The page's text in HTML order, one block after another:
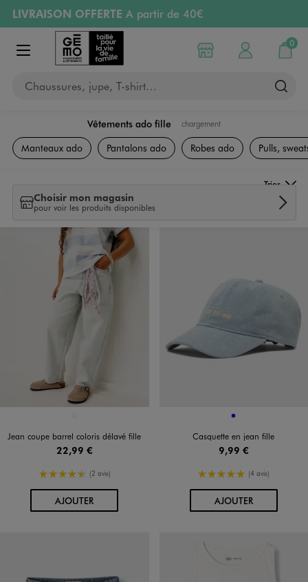
Aller au contenu principal
Aller à la navigation
LIVRAISON OFFERTE A partir de 40€
RETRAIT ET LIVRAISON OFFERTE
en magasin
PAYEZ EN 3x SANS FRAIS
Retours OFFERTS
pendant 30 jours
Afficher le menu
Chaussures, jupe, T-shirt…
Choisir mon magasin
Mon compte
0
Mon
Vêtements ado fille chargement
Collection Ado Fille
Manteaux ado Pantalons ado Robes ado Pulls,
Choisir mon magasin
pour voir les produits disponibles
Trier
Jean coupe barrel coloris délavé fille
22,99 €
4.5/5 de moyenne
(2 avis)
AJOUTERAU PANIER
Disponible en 1 coloris
BLEU
Casquette en jean fille
9,99 €
5/5 de moyenne
(4 avis)
AJOUTERAU PANIER